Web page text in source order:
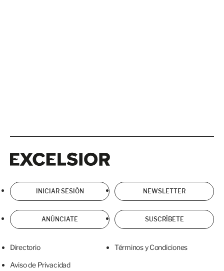
INICIAR SESIÓN NEWSLETTER
ANÚNCIATE SUSCRÍBETE
Directorio Términos y Condiciones
Aviso de Privacidad